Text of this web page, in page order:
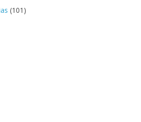
(101)